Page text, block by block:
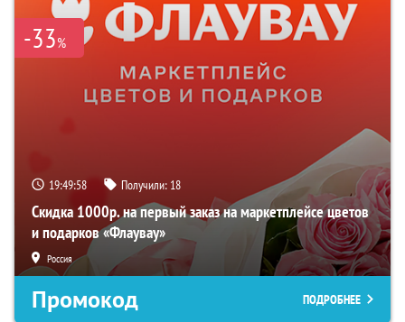
-33%
19:49:57 Получили: 18
Скидка 1000р. на первый заказ на маркетплейсе цветов
и подарков «Флаувау»
Россия
Промокод ПОДРОБНЕЕ